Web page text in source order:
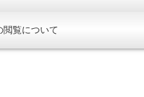
閲覧について